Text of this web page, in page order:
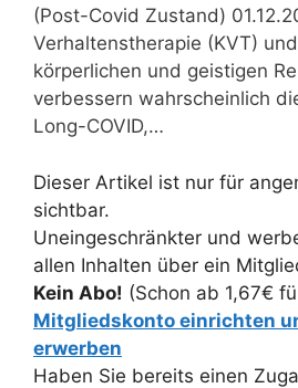
(Post-Covid Zustand)
Verhaltenstherapie (KVT)
körperlichen und geistigen
verbessern wahrscheinlich
Long-COVID,…
Dieser Artikel ist nur für
sichtbar.
Uneingeschränkter und
allen Inhalten über ein
Kein Abo! (Schon ab 1,67€
Mitgliedskonto einrichten
erwerben
Haben Sie bereits einen